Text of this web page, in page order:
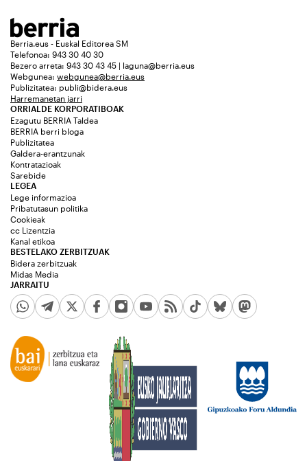
Berria.eus - Euskal Editorea SM
Telefonoa: 943 30 40 30
Bezero arreta: 943 30 43 45 | laguna@berria.eus
Webgunea: webgunea@berria.eus
Publizitatea: publi@bidera.eus
Harremanetan jarri
ORRIALDE KORPORATIBOAK
Ezagutu BERRIA Taldea
BERRIA berri bloga
Publizitatea
Galdera-erantzunak
Kontratazioak
Sarebide
JARRAITU
LEGEA
Lege informazioa
Pribatutasun politika
Cookieak
cc Lizentzia
Kanal etikoa
BESTELAKO ZERBITZUAK
Bidera zerbitzuak
Midas Media